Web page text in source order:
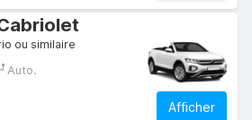
ou similaire
Auto.
Afficher